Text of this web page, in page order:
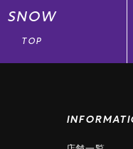
SNOW
TOP